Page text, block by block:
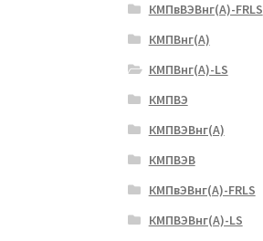
КМПвВЭВнг(А)-FRLS
КМПВнг(А)
КМПВнг(А)-LS
КМПВЭ
КМПВЭBнг(А)
КМПВЭВ
КМПвЭВнг(А)-FRLS
КМПВЭВнг(А)-LS